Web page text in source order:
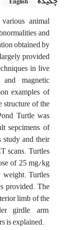
animal
and
obtained by
provided
in live
magnetic
examples of
structure of the
Turtle was
sepcimens of
and their
scans. Turtles
of 25 mg/kg
Turtles
provided. The
limb of the
girdle, arm,
is explained.